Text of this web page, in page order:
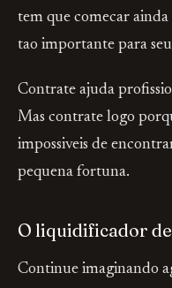
tem que comecar ainda
tao importante para
Contrate ajuda
Mas contrate logo
impossiveis de
pequena fortuna.
O liquidificador
Continue imaginando